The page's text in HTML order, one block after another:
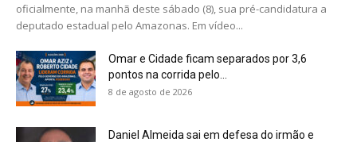
oficialmente, na manhã deste sábado (8), sua pré-candidatura a
deputado estadual pelo Amazonas. Em vídeo...
Omar e Cidade ficam separados por 3,6
pontos na corrida pelo...
8 de agosto de 2026
Daniel Almeida sai em defesa do irmão e